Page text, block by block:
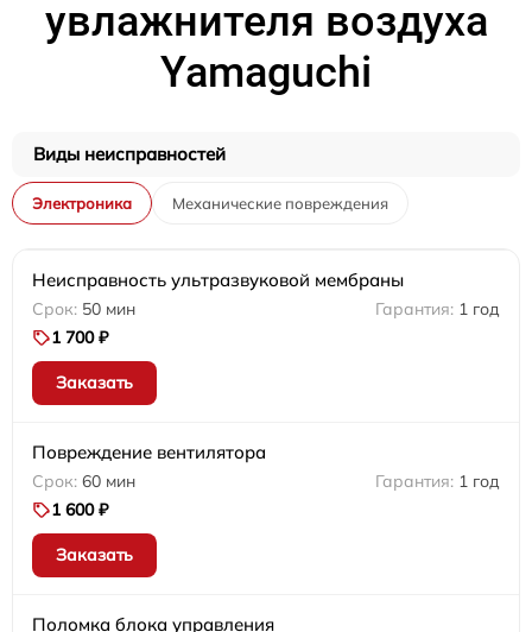
увлажнителя воздуха
Yamaguchi
Виды неисправностей
Электроника Механические повреждения
Неисправность ультразвуковой мембраны
50 мин
1 год
1 700 ₽
Заказать
Повреждение вентилятора
60 мин
1 год
1 600 ₽
Заказать
Поломка блока управления